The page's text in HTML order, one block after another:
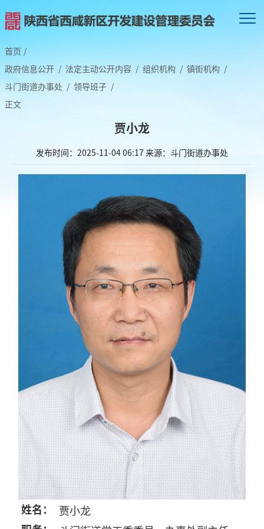
首页 /
政府信息公开 / 法定主动公开内容 / 组织机构 / 镇街机构 /
斗门街道办事处 / 领导班子 /
正文
贾小龙
发布时间：2025-11-04 06:17 来源：斗门街道办事处
姓名：
贾小龙